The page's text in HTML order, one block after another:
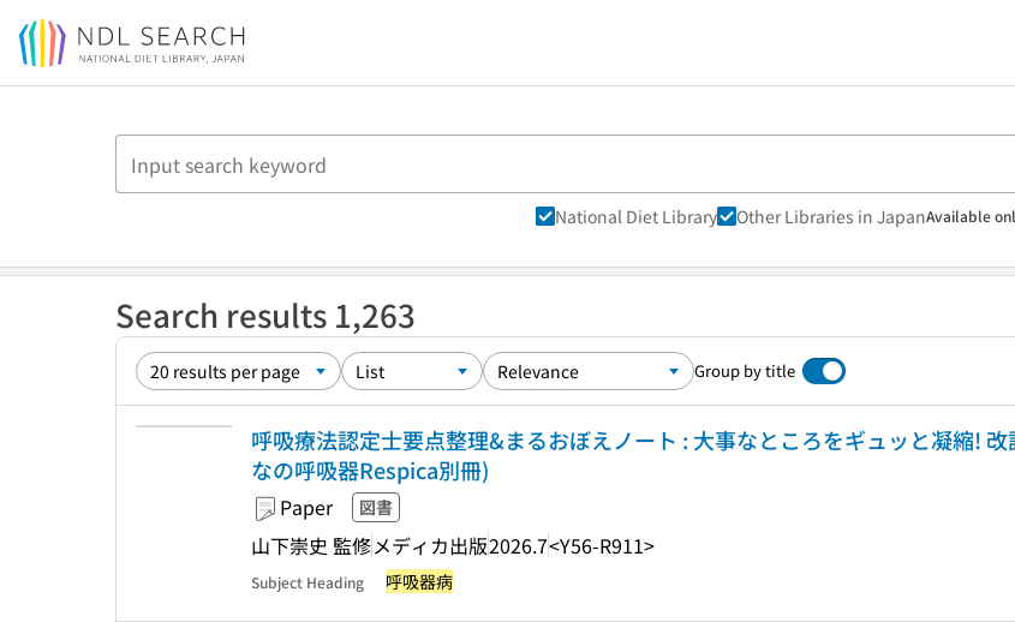
Jump to main content
National Diet Library Other Libraries in JapanAvailable
Search results 1,263
Group by title
呼吸療法認定士要点整理&まるおぼえノート : 大事なところをギュッと凝縮! 改
なの呼吸器Respica別冊)
Paper 図書
山下崇史 監修メディカ出版2026.7<Y56-R911>
Subject Heading 呼吸器病